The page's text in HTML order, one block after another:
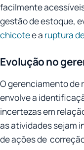
facilmente
gestão de estoque,
chicotee a ruptura
Evolução no
O gerenciamento de
envolve a
incertezas em
as atividades sejam
de ações de